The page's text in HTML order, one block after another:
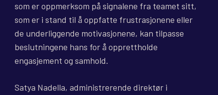
som er oppmerksom på signalene fra teamet sitt,
som er i stand til å oppfatte frustrasjonene eller
de underliggende motivasjonene, kan tilpasse
beslutningene hans for å opprettholde
engasjement og samhold.
Satya Nadella, administrerende direktør i